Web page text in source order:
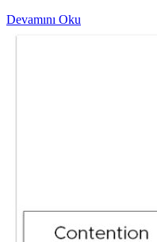
Devamını Oku